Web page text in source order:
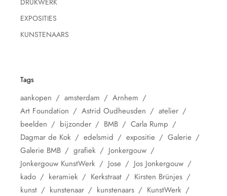
EXPOSITIES
KUNSTENAARS
Tags
aankopen amsterdam
Arnhem
Art Foundation
Astrid Oudheusden
atelier
beelden
bijzonder BMB
Carla Rump
Dagmar de Kok
edelsmid expositie
Galerie
Galerie BMB
grafiek
Jonkergouw
Jonkergouw KunstWerk
Jose
Jos Jonkergouw
kado
keramiek Kerkstraat
Kirsten Brünjes
kunst
kunstenaar kunstenaars
KunstWerk